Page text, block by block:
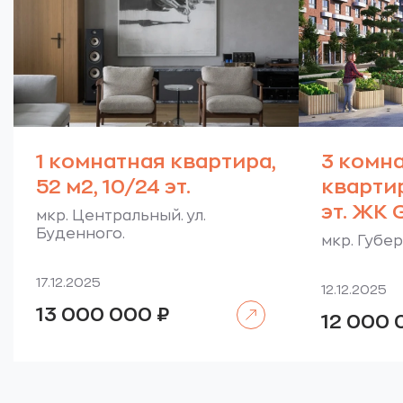
1 комнатная квартира,
52 м2, 10/24 эт.
мкр. Центральный. ул.
Буденного.
17.12.2025
13 000 000 ₽
3
эт. ЖК
мкр.
12.12.2025
12 000